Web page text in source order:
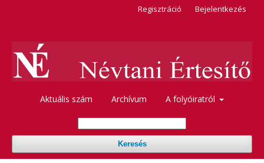
Aktuális szám Archívum A folyóiratról
Keresés
Regisztráció Bejelentkezés